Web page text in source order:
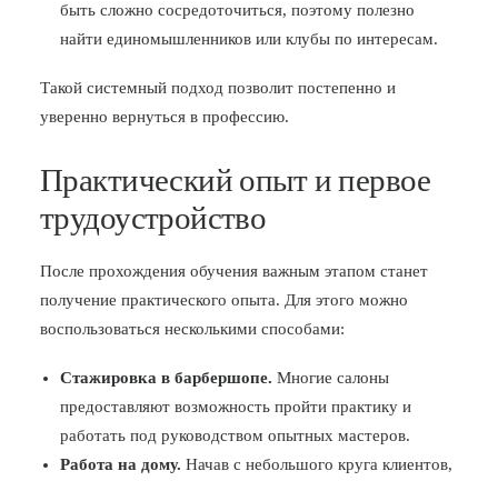
быть сложно сосредоточиться, поэтому полезно
найти единомышленников или клубы по интересам.
Такой системный подход позволит постепенно и
уверенно вернуться в профессию.
Практический опыт и первое
трудоустройство
После прохождения обучения важным этапом станет
получение практического опыта. Для этого можно
воспользоваться несколькими способами:
Стажировка в барбершопе. Многие салоны
предоставляют возможность пройти практику и
работать под руководством опытных мастеров.
Работа на дому. Начав с небольшого круга клиентов,